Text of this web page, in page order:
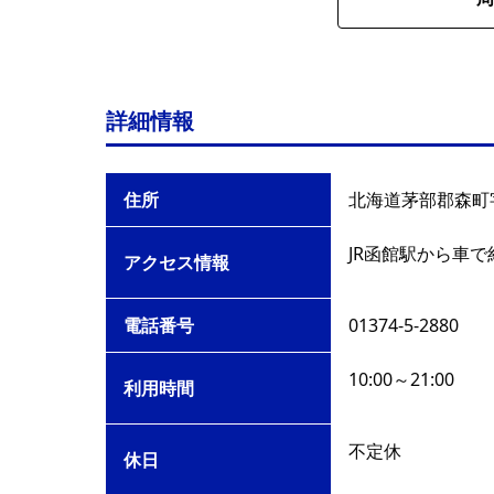
詳細情報
住所 北海道茅部郡森
アクセス情報 JR函館駅から車
電話番号 01374-5-2880
利用時間 10:00～21:00
休日 不定休